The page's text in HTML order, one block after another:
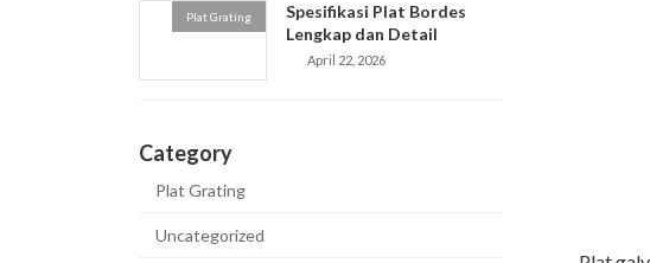
Plat Grating
Spesifikasi Plat Bordes
Lengkap dan Detail
April 22, 2026
Category
Plat Grating
Uncategorized